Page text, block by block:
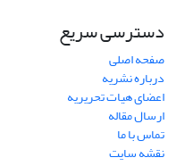
دسترسی سریع
صفحه اصلی
درباره نشریه
اعضای هیات تحریریه
ارسال مقاله
تماس با ما
نقشه سایت